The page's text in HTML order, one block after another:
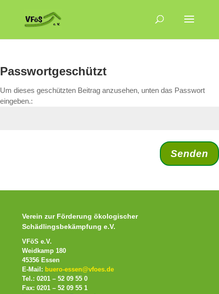
Passwortgeschützt
Um dieses geschützten Beitrag anzusehen, unten das Passwort
eingeben.:
Senden
Verein zur Förderung ökologischer
Schädlingsbekämpfung e.V.
VFöS e.V.
Weidkamp 180
45356 Essen
E-Mail: buero-essen@vfoes.de
Tel.: 0201 – 52 09 55 0
Fax: 0201 – 52 09 55 1